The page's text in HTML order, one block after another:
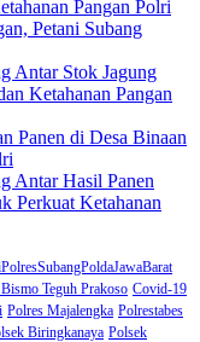
Pangan Polri
Petani Subang
Antar Stok Jagung
Ketahanan Pangan
Panen di Desa Binaan
Antar Hasil Panen
Perkuat Ketahanan
Teguh Prakoso Covid-19
Polres Majalengka Polrestabes
Biringkanaya Polsek